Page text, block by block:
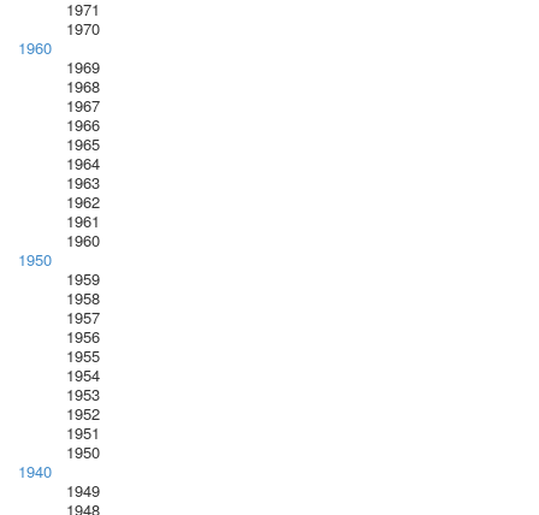
1971
1970
1960
1969
1968
1967
1966
1965
1964
1963
1962
1961
1960
1950
1959
1958
1957
1956
1955
1954
1953
1952
1951
1950
1940
1949
1948